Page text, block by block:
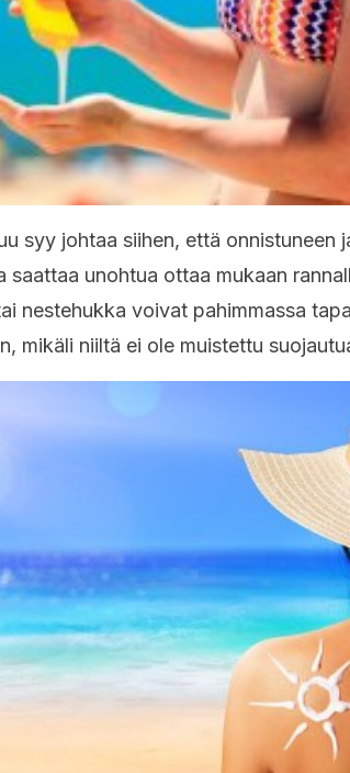
syy johtaa siihen, että onnistuneen
saattaa unohtua ottaa mukaan
nestehukka voivat pahimmassa
mikäli niiltä ei ole muistettu